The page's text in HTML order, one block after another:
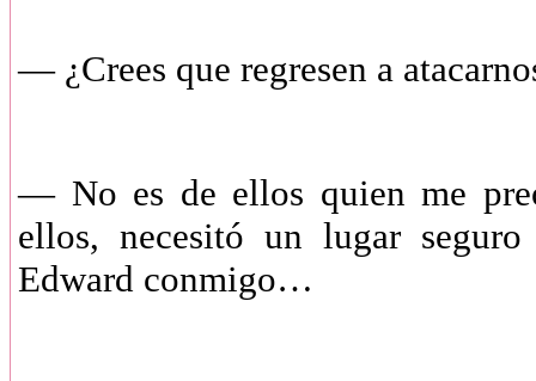
— ¿Crees que regresen a
— No es de ellos quien me
ellos, necesitó un lugar
Edward conmigo…